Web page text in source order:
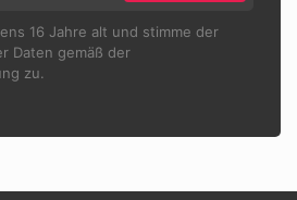
16 Jahre alt und stimme der
Daten gemäß der
zu.